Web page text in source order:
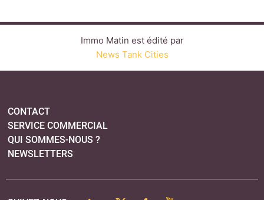
LINKEDINTWITTERFACEBOOK
YOUTUBE
MENTIONS LÉGALES
POLITIQUE DE CONFIDENTIALITÉ
COOKIES